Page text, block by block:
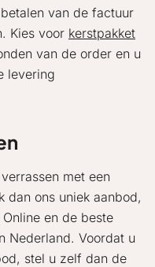
van de factuur
Kies voor kerstpakket
van de order en u
levering
met een
dan ons uniek aanbod,
en de beste
Nederland. Voordat u
stel u zelf dan de